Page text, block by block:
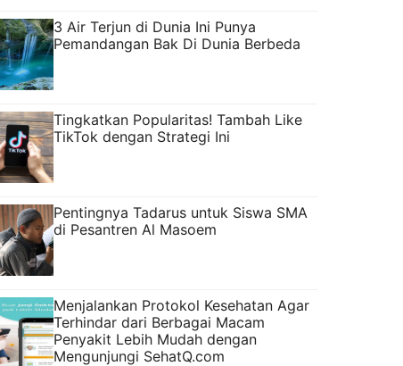
3 Air Terjun di Dunia Ini Punya
Pemandangan Bak Di Dunia Berbeda
Tingkatkan Popularitas! Tambah Like
TikTok dengan Strategi Ini
Pentingnya Tadarus untuk Siswa SMA
di Pesantren Al Masoem
Menjalankan Protokol Kesehatan Agar
Terhindar dari Berbagai Macam
Penyakit Lebih Mudah dengan
Mengunjungi SehatQ.com